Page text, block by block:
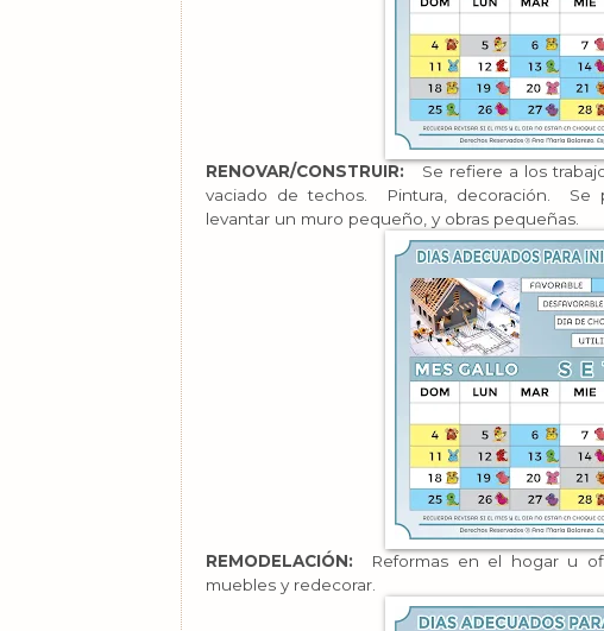
RENOVAR/CONSTRUIR:
Se refiere a los
vaciado de techos. Pintura, decoración. Se
levantar un muro pequeño, y obras pequeñas.
REMODELACIÓN: Reformas en el hogar u
muebles y redecorar.